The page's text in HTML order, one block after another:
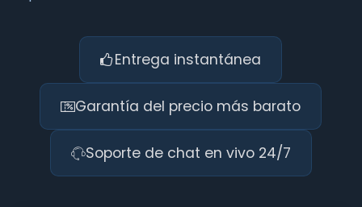
Entrega instantánea
Garantía del precio más barato
Soporte de chat en vivo 24/7